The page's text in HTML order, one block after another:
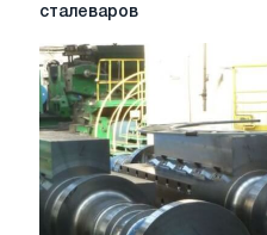
будут
на
водородные
двигатели
с
помощью
китайских
сталеваров
сталеваров